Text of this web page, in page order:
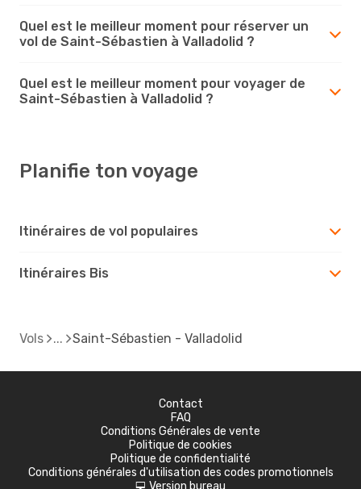
Quel est le meilleur moment pour réserver un
vol de Saint-Sébastien à Valladolid ?
Quel est le meilleur moment pour voyager de
Saint-Sébastien à Valladolid ?
Planifie ton voyage
Itinéraires de vol populaires
Itinéraires Bis
Vols Saint-Sébastien - Valladolid
Contact
FAQ
Conditions Générales de vente
Politique de cookies
Politique de confidentialité
Conditions générales d'utilisation des codes promotionnels
Version bureau